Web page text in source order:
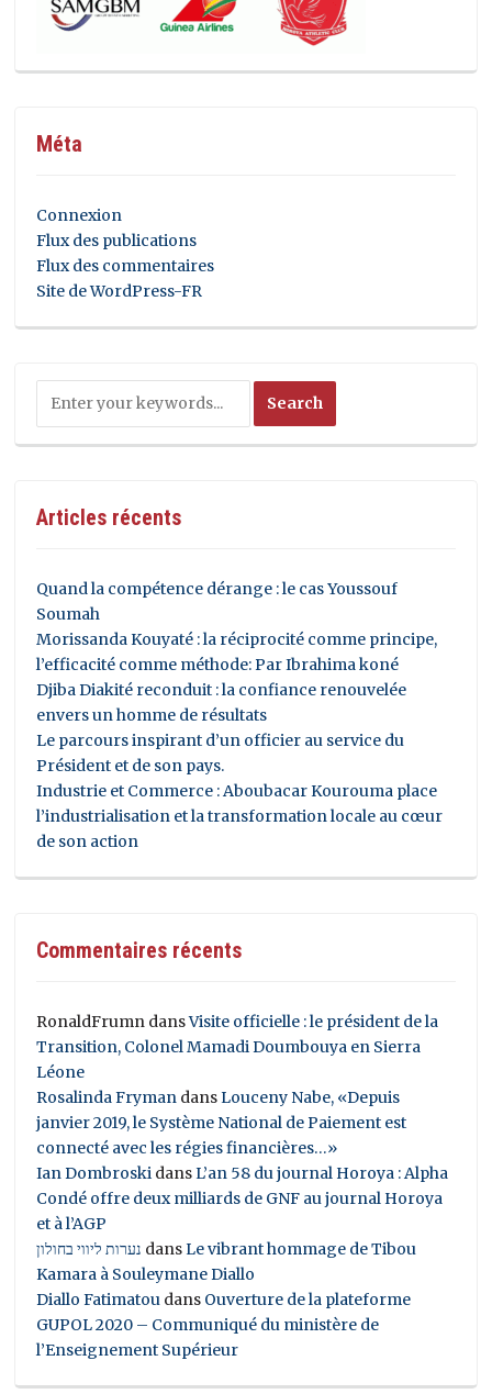
Méta
Connexion
Flux des publications
Flux des commentaires
Site de WordPress-FR
Articles récents
Quand la compétence dérange : le cas Youssouf
Soumah
Morissanda Kouyaté : la réciprocité comme principe,
l’efficacité comme méthode: Par Ibrahima koné
Djiba Diakité reconduit : la confiance renouvelée
envers un homme de résultats
Le parcours inspirant d’un officier au service du
Président et de son pays.
Industrie et Commerce : Aboubacar Kourouma place
l’industrialisation et la transformation locale au cœur
de son action
Commentaires récents
RonaldFrumn dansVisite officielle : le président de la
Transition, Colonel Mamadi Doumbouya en Sierra
Léone
Rosalinda Fryman dansLouceny Nabe, «Depuis
janvier 2019, le Système National de Paiement est
connecté avec les régies financières…»
Ian Dombroski dansL’an 58 du journal Horoya : Alpha
Condé offre deux milliards de GNF au journal Horoya
et à l’AGP
נערות ליווי בחולון dansLe vibrant hommage de Tibou
Kamara à Souleymane Diallo
Diallo Fatimatou dans Ouverture de la plateforme
GUPOL 2020 – Communiqué du ministère de
l’Enseignement Supérieur